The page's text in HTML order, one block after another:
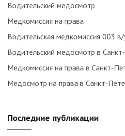
Водительский медосмотр
Медкомиссия на права
Водительская медкомиссия 003 в/
Водительский медосмотр в
Медкомиссия на права в Санкт-
Медосмотр на права в Санкт-
Последние публикации